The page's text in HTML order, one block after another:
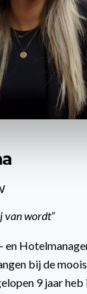
van wordt”
en
bij de
9 jaar